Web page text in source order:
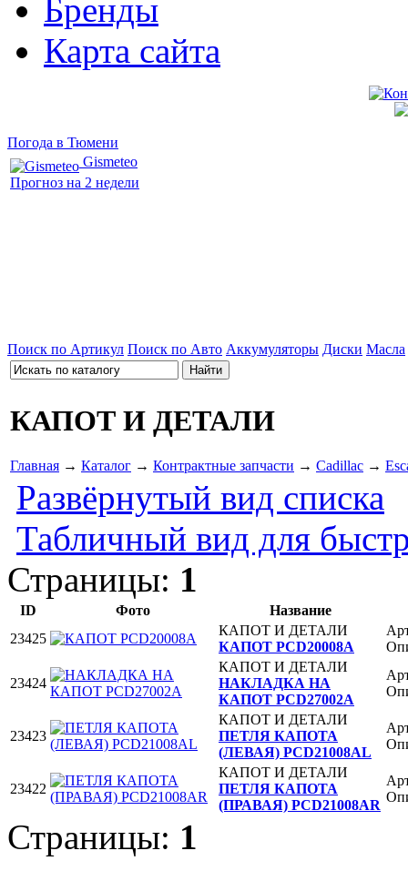
Бренды
Карта сайта
Погода в Тюмени
Gismeteo
Прогноз на 2 недели
Поиск по Артикул Поиск по Авто Аккумуляторы Диски Масла
КАПОТ И ДЕТАЛИ
Главная → Каталог → Контрактные запчасти → Cadillac →
Развёрнутый вид списка
Табличный вид для
Страницы: 1
ID Фото
Название
23425
КАПОТ И ДЕТАЛИ
КАПОТ PCD20008A
23424
КАПОТ И ДЕТАЛИ
НАКЛАДКА НА
КАПОТ PCD27002A
23423
КАПОТ И ДЕТАЛИ
ПЕТЛЯ КАПОТА
(ЛЕВАЯ) PCD21008AL
23422
КАПОТ И ДЕТАЛИ
ПЕТЛЯ КАПОТА
(ПРАВАЯ) PCD21008AR
Страницы: 1